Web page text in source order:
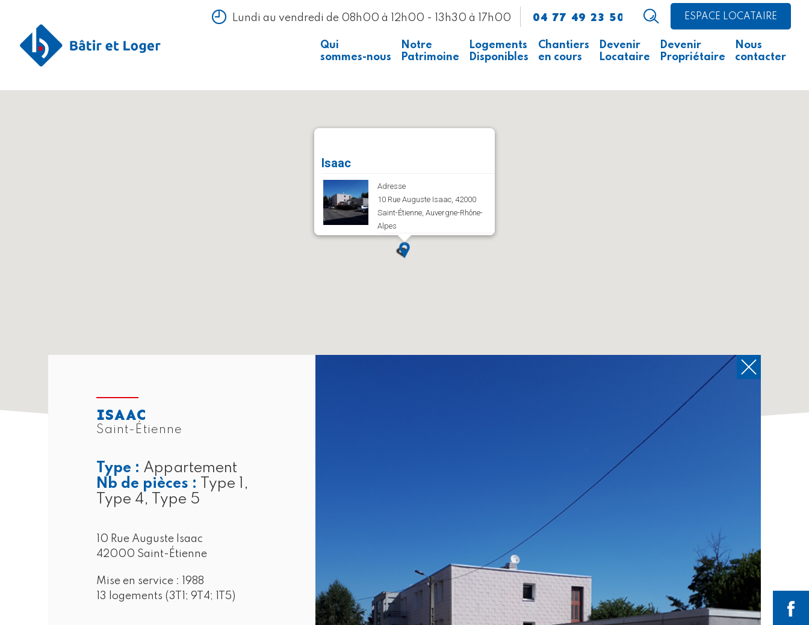
Lundi au vendredi de 08h00 à 12h00 - 13h30 à 17h00 04 77 49 23 50
Qui
sommes-nous
Notre
Patrimoine
Logements
Disponibles
Chantiers
en cours
concurrence
Devenir
Locataire
Devenir
Propriétaire
Nous
contacter
ESPACE LOCATAIRE
Isaac
Adresse
10 Rue Auguste Isaac, 42000
Saint-Étienne, Auvergne-Rhône-
Alpes
ISAAC
Saint-Étienne
Type : Appartement
Nb de pièces : Type 1,
Type 4, Type 5
10 Rue Auguste Isaac
42000 Saint-Étienne
Mise en service :
1988
13 logements (3T1; 9T4; 1T5)